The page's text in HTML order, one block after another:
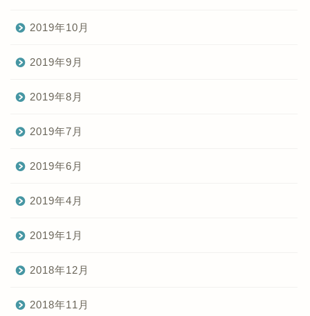
2019年10月
2019年9月
2019年8月
2019年7月
2019年6月
2019年4月
2019年1月
2018年12月
2018年11月